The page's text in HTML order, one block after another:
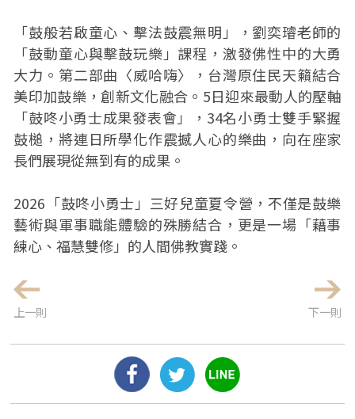
「鼓般若啟童心、擊法鼓震無明」，劉奕璿老師的
「鼓動童心與擊鼓玩樂」課程，激發佛性中的大勇
大力。第二部曲〈威哈嗨〉，台灣原住民天籟結合
美印加鼓樂，創新文化融合。5日迎來最動人的壓軸
「鼓咚小勇士成果發表會」，34名小勇士雙手緊握
鼓槌，將連日所學化作震撼人心的樂曲，向在座家
長們展現從無到有的成果。
2026「鼓咚小勇士」三好兒童夏令營，不僅是鼓樂
藝術與軍事職能體驗的殊勝結合，更是一場「藉事
練心、福慧雙修」的人間佛教實踐。
上一則 下一則